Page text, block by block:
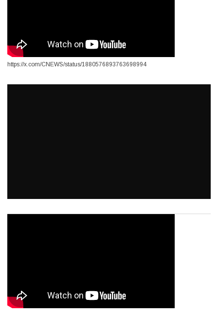
https://x.com/CNEWS/status/1880576893763698994